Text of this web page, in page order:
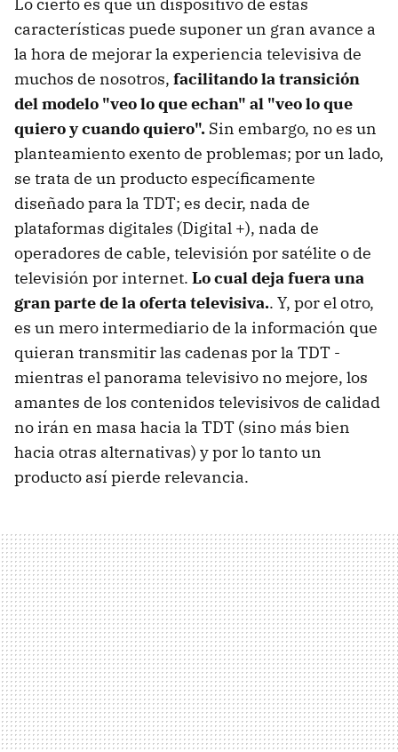
características puede suponer un gran avance a
la hora de mejorar la experiencia televisiva de
muchos de nosotros, facilitando la transición
del modelo "veo lo que echan" al "veo lo que
quiero y cuando quiero". Sin embargo, no es un
planteamiento exento de problemas; por un lado,
se trata de un producto específicamente
diseñado para la TDT; es decir, nada de
plataformas digitales (Digital +), nada de
operadores de cable, televisión por satélite o de
televisión por internet. Lo cual deja fuera una
gran parte de la oferta televisiva.. Y, por el otro,
es un mero intermediario de la información que
quieran transmitir las cadenas por la TDT -
mientras el panorama televisivo no mejore, los
amantes de los contenidos televisivos de calidad
no irán en masa hacia la TDT (sino más bien
hacia otras alternativas) y por lo tanto un
producto así pierde relevancia.